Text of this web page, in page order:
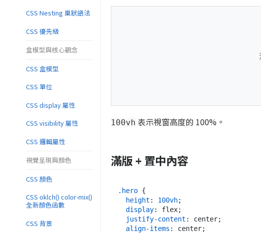
100vh 表示視窗高度的 100%。
滿版 + 置中內容
.hero {
height : 100vh;
display: flex;
justify-content : center;
align-items : center;
CSS Nesting 巢狀語法
CSS 優先級
盒模型與核心觀念
CSS 盒模型
CSS 單位
CSS display 屬性
CSS visibility 屬性
CSS 邏輯屬性
視覺呈現與顏色
CSS 顏色
CSS oklch() color-mix()
全新顏色函數
CSS 背景